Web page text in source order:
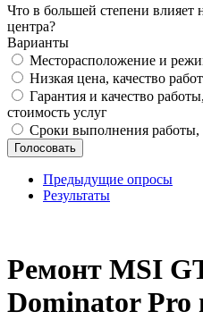
Что в большей степени
центра?
Варианты
Месторасположение и
Низкая цена, качество
Гарантия и качество
стоимость услуг
Сроки выполнения работы,
Предыдущие опросы
Результаты
Ремонт MSI
Dominator Pro